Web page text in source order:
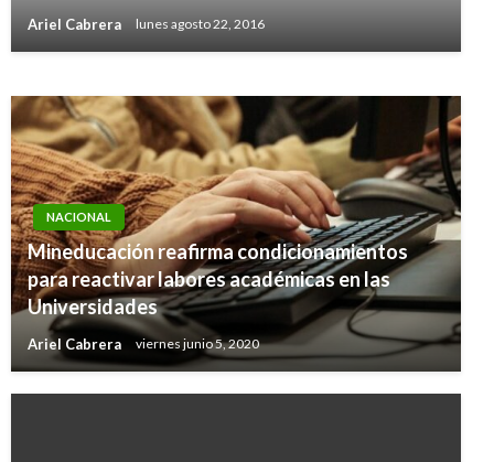
Ariel Cabrera lunes agosto 22, 2016
NACIONAL
Mineducación reafirma condicionamientos
para reactivar labores académicas en las
Universidades
Ariel Cabrera viernes junio 5, 2020